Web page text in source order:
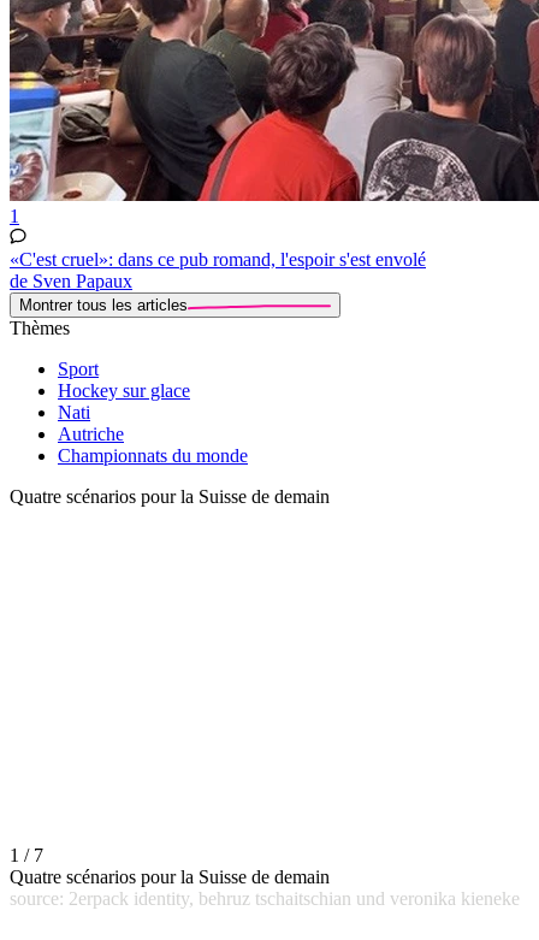
1
«C'est cruel»: dans ce pub romand, l'espoir s'est envolé
de Sven Papaux
Montrer tous les articles
Thèmes
Sport
Hockey sur glace
Nati
Autriche
Championnats du monde
Quatre scénarios pour la Suisse de demain
1 / 7
Quatre scénarios pour la Suisse de demain
source: 2erpack identity, behruz tschaitschian und veronika kieneke